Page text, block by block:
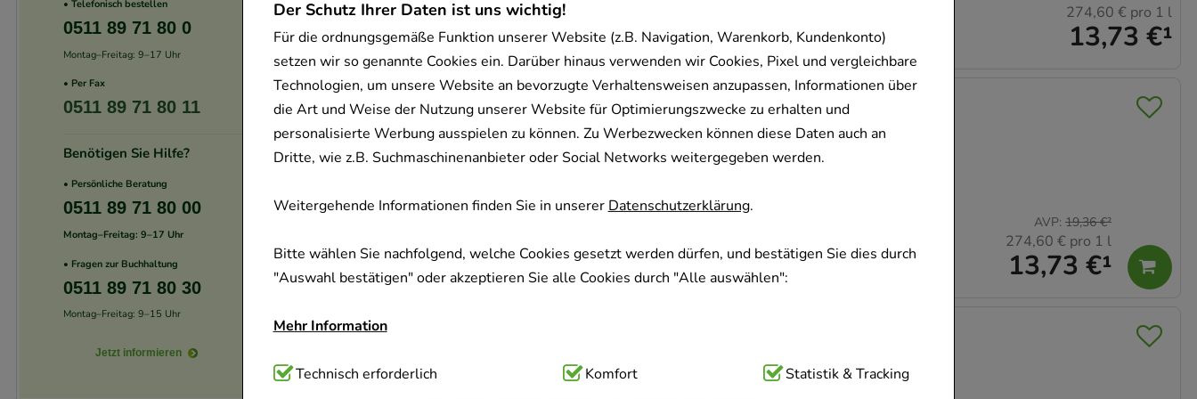
Der Schutz Ihrer Daten ist uns wichtig!
Für die ordnungsgemäße Funktion unserer Website (z.B. Navigation, Warenkorb, Kundenkonto)
setzen wir so genannte Cookies ein. Darüber hinaus verwenden wir Cookies, Pixel und vergleichbare
Technologien, um unsere Website an bevorzugte Verhaltensweisen anzupassen, Informationen über
die Art und Weise der Nutzung unserer Website für Optimierungszwecke zu erhalten und
personalisierte Werbung ausspielen zu können. Zu Werbezwecken können diese Daten auch an
Dritte, wie z.B. Suchmaschinenanbieter oder Social Networks weitergegeben werden.
Weitergehende Informationen finden Sie in unsererDatenschutzerklärung.
Bitte wählen Sie nachfolgend, welche Cookies gesetzt werden dürfen, und bestätigen Sie dies durch
"Auswahl bestätigen" oder akzeptieren Sie alle Cookies durch "Alle auswählen":
Mehr Information
Technisch Notwendig:Hierbei handelt es sich um Cookies, die für die Grundfunktionen unserer
Technisch erforderlich Komfort Statistik & Tracking
Dieses Produkt ist zur Zeit nicht verfügbar 13,73 €¹
274,60 € pro 1 l
CONIUM F Komplex 61 Dilution
NESTMANN Pharma GmbH
ml
01012867
Sofort lieferbar 13,73 €¹
AVP: 19,36 €²
274,60 € pro 1 l
-29%
• Telefonisch bestellen
0511 89 71 80 0
Montag–Freitag: 9–17 Uhr
• Per Fax
0511 89 71 80 11
Benötigen Sie Hilfe?
• Persönliche Beratung
0511 89 71 80 00
Montag–Freitag: 9–17 Uhr
• Fragen zur Buchhaltung
0511 89 71 80 30
Montag–Freitag: 9–15 Uhr
Jetzt informieren